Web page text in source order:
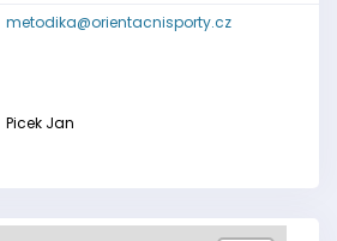
metodika@orientacnisporty.cz
Picek Jan